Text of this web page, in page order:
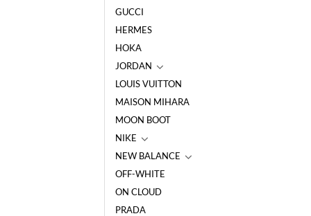
GUCCI
HERMES
HOKA
JORDAN
LOUIS VUITTON
MAISON MIHARA
MOON BOOT
NIKE
NEW BALANCE
OFF-WHITE
ON CLOUD
PRADA